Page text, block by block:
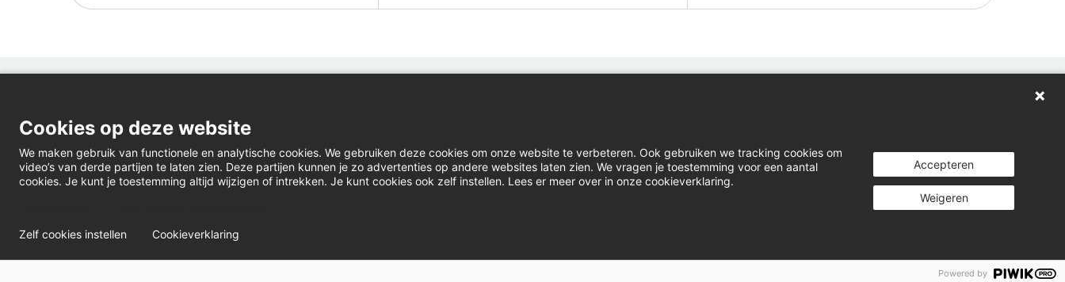
Actueel
Vacatures
Klacht indienen
LinkedIn
Cookies op deze website
We maken gebruik van functionele en analytische cookies. We gebruiken deze cookies om onze website te verbeteren. Ook gebruiken we tracking cookies om
video’s van derde partijen te laten zien. Deze partijen kunnen je zo advertenties op andere websites laten zien. We vragen je toestemming voor een aantal
cookies. Je kunt je toestemming altijd wijzigen of intrekken. Je kunt cookies ook zelf instellen. Lees er meer over in onze cookieverklaring.
Accepteren
Weigeren
Zelf cookies instellen Cookieverklaring
Powered by